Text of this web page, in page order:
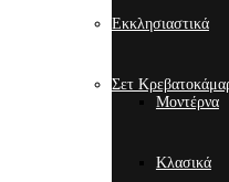
Εκκλησιαστικά
Σετ
Μοντέρνα
Κλασικά